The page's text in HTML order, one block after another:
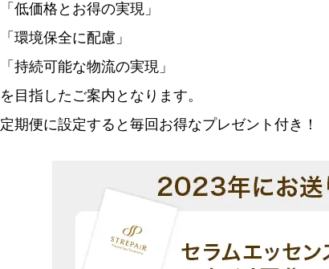
「低価格とお得の実現」
「環境保全に配慮」
「持続可能な物流の実現」
を目指したご案内となります。
定期便に設定すると毎回お得なプレゼント付き！